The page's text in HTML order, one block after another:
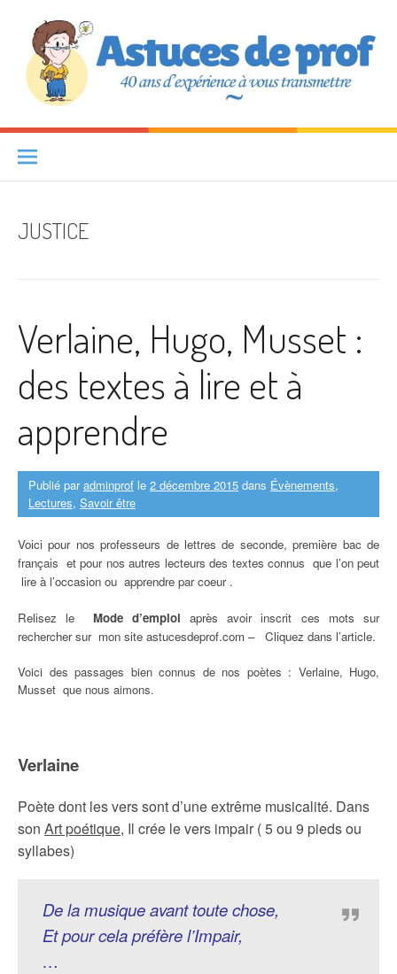
Astuces de prof
JUSTICE
Verlaine, Hugo, Musset :
des textes à lire et à
apprendre
Publié paradminprof le 2 décembre 2015 dans Évènements,
Lectures, Savoir être
Voici pour nos professeurs de lettres de seconde, première bac de
français et pour nos autres lecteurs des textes connus que l’on peut
lire à l’occasion ou apprendre par coeur .
Relisez le Mode d’emploiaprès avoir inscrit ces mots sur
rechercher sur mon site astucesdeprof.com – Cliquez dans l’article.
Voici des passages bien connus de nos poètes : Verlaine, Hugo,
Musset que nous aimons.
Verlaine
Poète dont les vers sont d’une extrême musicalité. Dans
son Art poétique, Il crée le vers impair ( 5 ou 9 pieds ou
syllabes)
De la musique avant toute chose,
Et pour cela préfère l’Impair,
…